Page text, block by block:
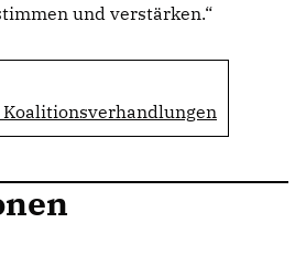
und verstärken.“